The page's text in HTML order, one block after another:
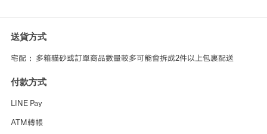
送貨方式
宅配 ：多箱貓砂或訂單商品數量較多可能會拆成2件以上包裹配送
付款方式
LINE Pay
ATM轉帳